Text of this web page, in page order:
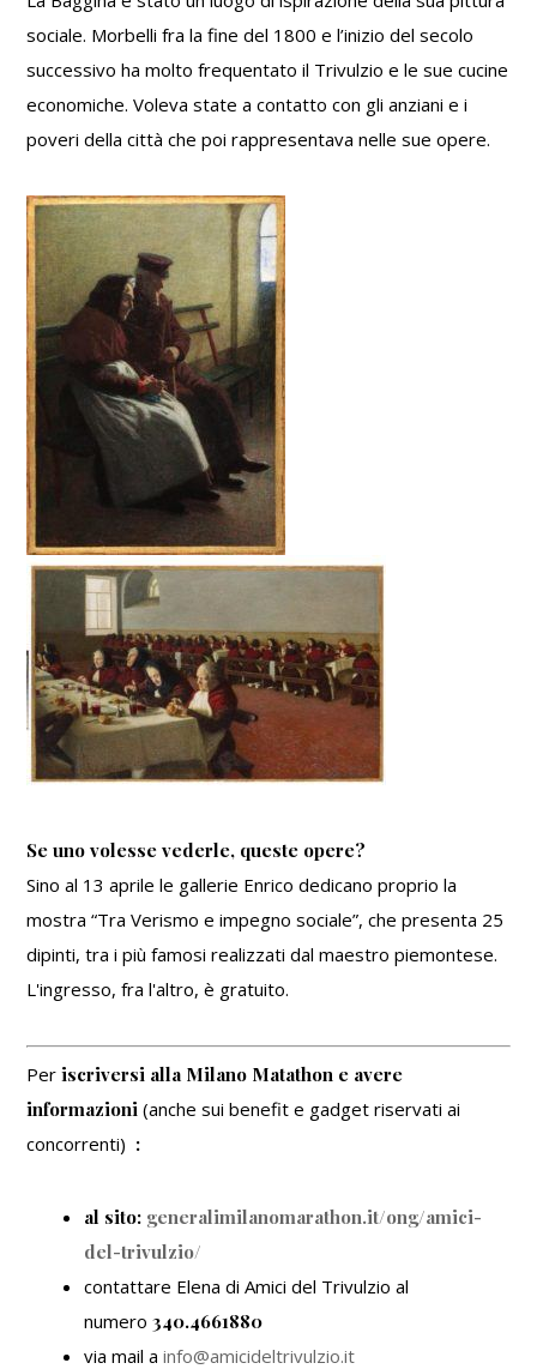
sociale. Morbelli fra la fine del 1800 e l’inizio del secolo
successivo ha molto frequentato il Trivulzio e le sue cucine
economiche. Voleva state a contatto con gli anziani e i
poveri della città che poi rappresentava nelle sue opere.
Se uno volesse vederle, queste opere?
Sino al 13 aprile le gallerie Enrico dedicano proprio la
mostra “Tra Verismo e impegno sociale”, che presenta 25
dipinti, tra i più famosi realizzati dal maestro piemontese.
L'ingresso, fra l'altro, è gratuito.
Periscriversi alla Milano Matathon e avere
informazioni(anche sui benefit e gadget riservati ai
concorrenti) :
al sito: generalimilanomarathon.it/ong/amici-
del-trivulzio/
contattare Elena di Amici del Trivulzio al
numero340.4661880
via mail ainfo@amicideltrivulzio.it